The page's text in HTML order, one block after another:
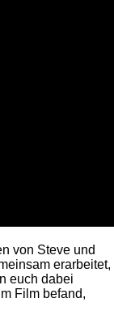
von Steve und
erarbeitet,
euch dabei
Film befand,